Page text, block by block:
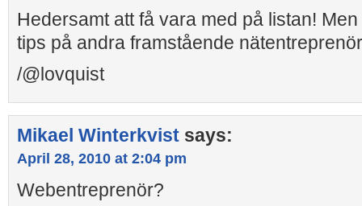
Hedersamt att få vara med på listan!
tips på andra framstående
/@lovquist
Mikael Winterkvist says:
April 28, 2010 at 2:04 pm
Webentreprenör?